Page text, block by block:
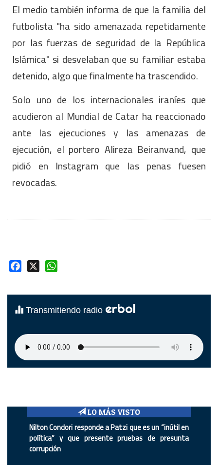
El medio también informa de que la familia del
futbolista "ha sido amenazada repetidamente
por las fuerzas de seguridad de la República
Islámica" si desvelaban que su familiar estaba
detenido, algo que finalmente ha trascendido.
Solo uno de los internacionales iraníes que
acudieron al Mundial de Catar ha reaccionado
ante las ejecuciones y las amenazas de
ejecución, el portero Alireza Beiranvand, que
pidió en Instagram que las penas fuesen
revocadas.
Facebook
Transmitiendo radio erbol
LO MÁS VISTO
Nilton Condori responde a Patzi que es un “inútil en
política” y que presente pruebas de presunta
corrupción